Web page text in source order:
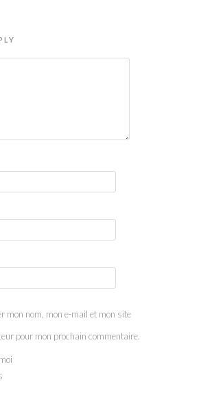
mon nom, mon e-mail et mon site
pour mon prochain commentaire.